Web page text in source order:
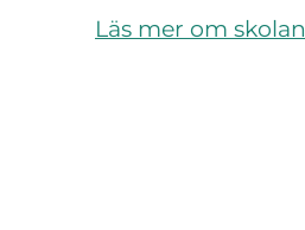
Läs mer om skolan